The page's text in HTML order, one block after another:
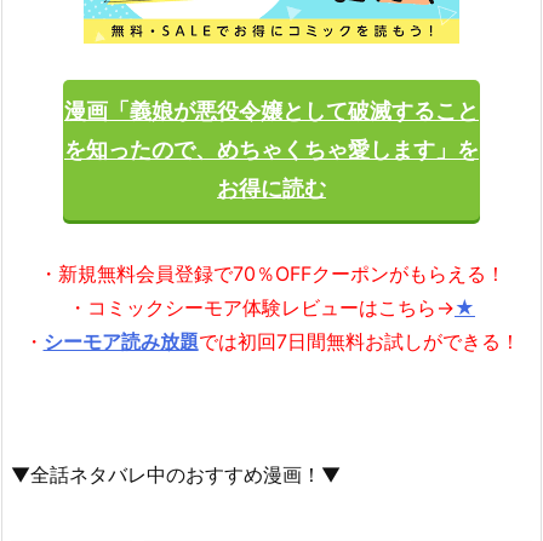
漫画「義娘が悪役令嬢として破滅すること
を知ったので、めちゃくちゃ愛します」を
お得に読む
・新規無料会員登録で70％OFFクーポンがもらえる！
・コミックシーモア体験レビューはこちら→★
・ シーモア読み放題では初回7日間無料お試しができる！
▼全話ネタバレ中のおすすめ漫画！▼